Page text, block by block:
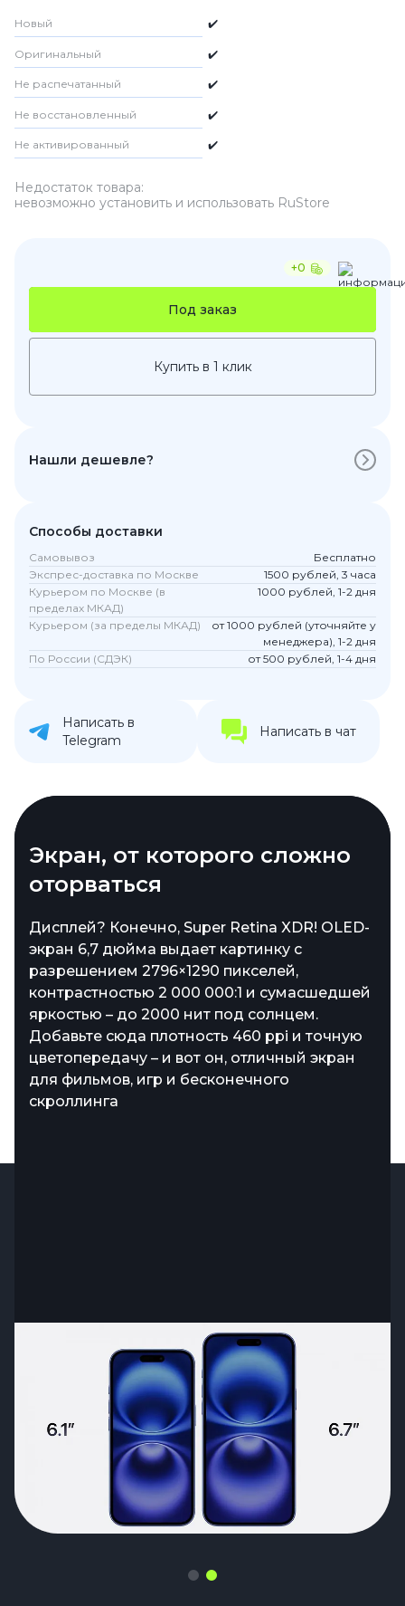
Новый ✔️
Оригинальный ✔️
Не распечатанный ✔️
Не восстановленный ✔️
Не активированный ✔️
Недостаток товара:
невозможно установить и использовать RuStore
+0
Под заказ
Купить в 1 клик
Нашли дешевле?
Способы доставки
Самовывоз
Бесплатно
Экспрес-доставка по Москве
1500 рублей, 3 часа
Курьером по Москве (в
пределах МКАД)
1000 рублей, 1-2 дня
Курьером (за пределы МКАД)
от 1000 рублей (уточняйте у
менеджера), 1-2 дня
По России (СДЭК)
от 500 рублей, 1-4 дня
Написать в
Telegram
Написать в чат
Эффектный дизайн
Цвета, которые хочется носить с гордостью!
iPhone 16 Plus получил свежую палитру –
классические черный и белый сочетаются с
дерзкими розовым, бирюзовым и
ультрамарином. Камеры теперь размещены
вертикально, что не только стильно, но и
практично – снимайте объемное видео и
фото для Apple Vision Pro и удивляйте всех
детализацией
Экран, от которого сложно
оторваться
Дисплей? Конечно, Super Retina XDR! OLED-
экран 6,7 дюйма выдает картинку с
разрешением 2796×1290 пикселей,
контрастностью 2 000 000:1 и сумасшедшей
яркостью – до 2000 нит под солнцем.
Добавьте сюда плотность 460 ppi и точную
цветопередачу – и вот он, отличный экран
для фильмов, игр и бесконечного
скроллинга